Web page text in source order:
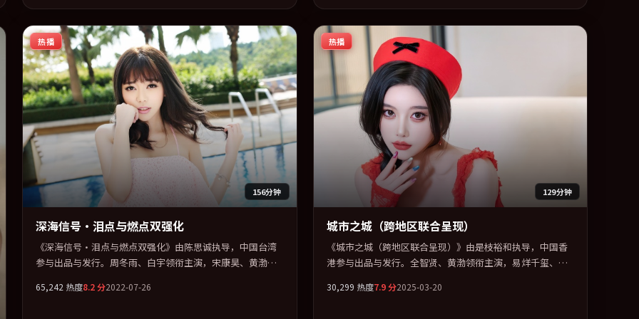
力求统一。定于 2022-12-09 在内地院线及主流平台同步亮
相，2022 年度话题片中口碑稳健，适合喜欢强情节与人物弧
光的观众完整观看。
热播
156分钟
深海信号·泪点与燃点双强化
《深海信号·泪点与燃点双强化》由陈思诚执导，中国台湾
参与出品与发行。周冬雨、白宇领衔主演，宋康昊、黄渤、
漫长追问。全片以「冒险」类型为骨架，在叙事、表演与视
65,242 热度8.2分2022-07-26
热播
129分钟
城市之城（跨地区联合呈现）
《城市之城（跨地区联合呈现）》由是枝裕和执导，中国香
港参与出品与发行。全智贤、黄渤领衔主演，易烊千玺、菊
虑的隐喻表达。全片以「科幻」类型为骨架，在叙事、表演
30,299 热度7.9分2025-03-20